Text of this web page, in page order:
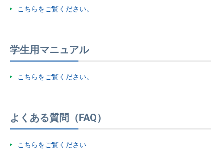
こちらをご覧ください。
学生用マニュアル
こちらをご覧ください。
よくある質問（FAQ）
こちらをご覧ください